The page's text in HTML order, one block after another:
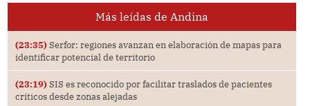
Más leídas de Andina
(23:35) Serfor: regiones avanzan en elaboración de mapas para
identificar potencial de territorio
(23:19) SIS es reconocido por facilitar traslados de pacientes
críticos desde zonas alejadas